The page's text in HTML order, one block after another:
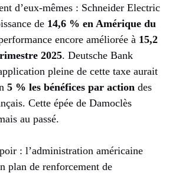
d’eux-mêmes : Schneider Electric
de 14,6 % en Amérique du
encore améliorée à 15,2
2025. Deutsche Bank
pleine de cette taxe aurait
5 % les bénéfices par action des
Cette épée de Damoclès
au passé.
: l’administration américaine
plan de renforcement de